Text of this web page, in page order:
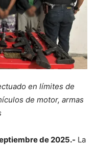
en límites de
de motor, armas
de 2025.- La